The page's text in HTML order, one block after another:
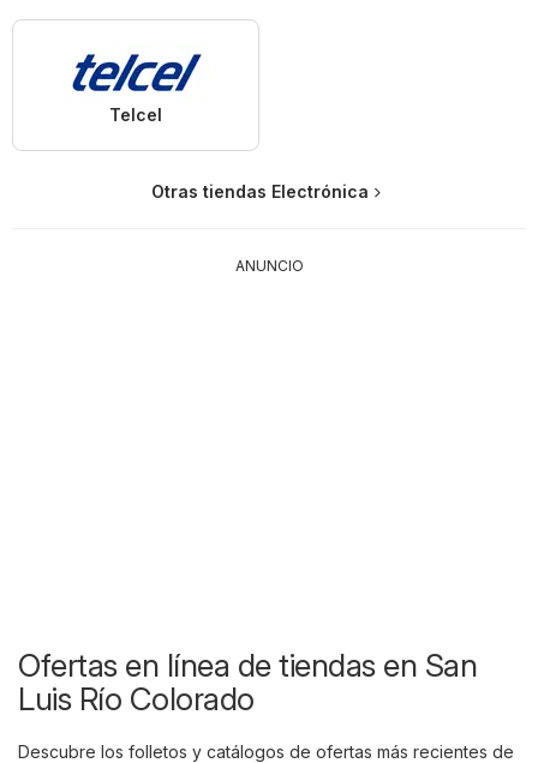
Telcel
Otras tiendas Electrónica
ANUNCIO
Ofertas en línea de tiendas en San
Luis Río Colorado
Descubre los folletos y catálogos de ofertas más recientes de